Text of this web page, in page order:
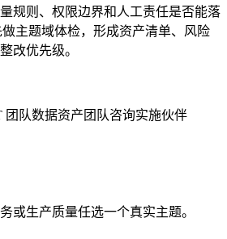
规则、权限边界和人工责任是否能落
做主题域体检，形成资产清单、风险
改优先级。
团队数据资产团队咨询实施伙伴
或生产质量任选一个真实主题。